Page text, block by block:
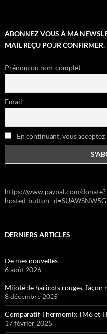
ABONNEZ VOUS À MA
MAIL REÇU POUR CONFIRMER.
Prénom ou nom complet
Email
En continuant, vous
https://www.paypal.com/donate?
DERNIERS ARTICLES
De mes nouvelles
6 août 2026
Mijoté de haricots rouges, façon
8 décembre 2025
Comparatif Thermomix TM6 et
17 février 2025